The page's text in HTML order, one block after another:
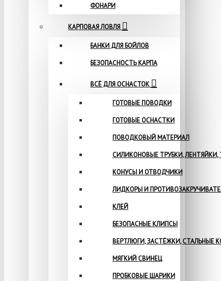
ФОНАРИ
КАРПОВАЯ ЛОВЛЯ
БАНКИ ДЛЯ БОЙЛОВ
БЕЗОПАСНОСТЬ КАРПА
ВСЁ ДЛЯ ОСНАСТОК
ГОТОВЫЕ ПОВОДКИ
ГОТОВЫЕ ОСНАСТКИ
ПОВОДКОВЫЙ МАТЕРИАЛ
СИЛИКОНОВЫЕ ТРУБКИ,
КОНУСЫ И ОТВОДЧИКИ
ЛИДКОРЫ И
КЛЕЙ
БЕЗОПАСНЫЕ КЛИПСЫ
ВЕРТЛЮГИ, ЗАСТЁЖКИ, СТАЛЬНЫЕ
МЯГКИЙ СВИНЕЦ
ПРОБКОВЫЕ ШАРИКИ